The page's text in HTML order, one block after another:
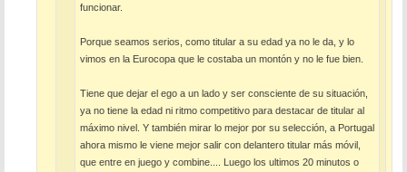
funcionar.
Porque seamos serios, como titular a su edad ya no le da, y lo
vimos en la Eurocopa que le costaba un montón y no le fue bien.
Tiene que dejar el ego a un lado y ser consciente de su situación,
ya no tiene la edad ni ritmo competitivo para destacar de titular al
máximo nivel. Y también mirar lo mejor por su selección, a Portugal
ahora mismo le viene mejor salir con delantero titular más móvil,
que entre en juego y combine.... Luego los ultimos 20 minutos o